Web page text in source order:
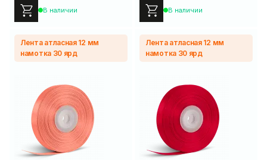
В наличии В наличии
Лента атласная 12 мм
намотка 30 ярд
Лента атласная 12 мм
намотка 30 ярд